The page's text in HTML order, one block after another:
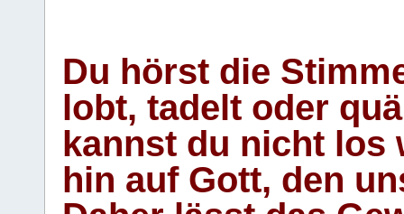
Du hörst die
lobt, tadelt oder
kannst du nicht los
hin auf Gott, den